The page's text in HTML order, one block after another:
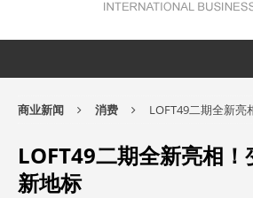
商业新闻 消费 LOFT49二期全新
LOFT49二期全新亮相
新地标